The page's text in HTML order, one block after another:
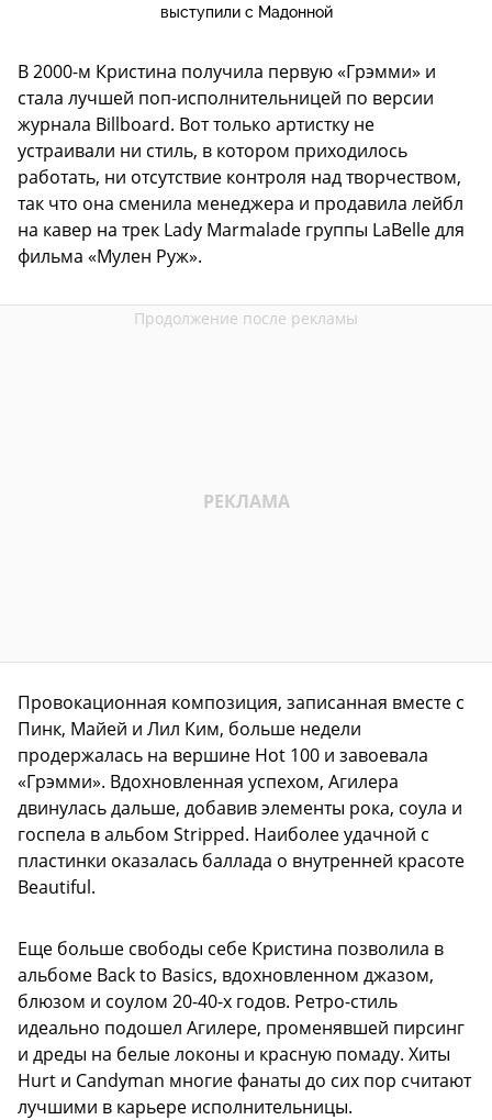
выступили с Мадонной
В 2000-м Кристина получила первую «Грэмми» и
стала лучшей поп-исполнительницей по версии
журнала Billboard. Вот только артистку не
устраивали ни стиль, в котором приходилось
работать, ни отсутствие контроля над творчеством,
так что она сменила менеджера и продавила лейбл
на кавер на трек Lady Marmalade группы LaBelle для
фильма «Мулен Руж».
Провокационная композиция, записанная вместе с
Пинк, Майей и Лил Ким, больше недели
продержалась на вершине Hot 100 и завоевала
«Грэмми». Вдохновленная успехом, Агилера
двинулась дальше, добавив элементы рока, соула и
госпела в альбом Stripped. Наиболее удачной с
пластинки оказалась баллада о внутренней красоте
Beautiful.
Еще больше свободы себе Кристина позволила в
альбоме Back to Basics, вдохновленном джазом,
блюзом и соулом 20-40-х годов. Ретро-стиль
идеально подошел Агилере, променявшей пирсинг
и дреды на белые локоны и красную помаду. Хиты
Hurt и Candyman многие фанаты до сих пор считают
лучшими в карьере исполнительницы.